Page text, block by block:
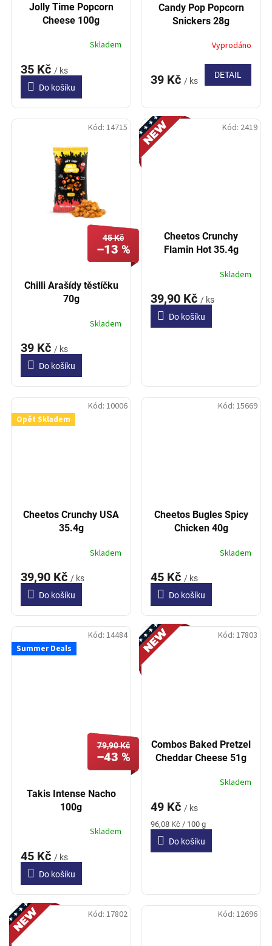
Jolly Time Popcorn
Cheese 100g
Skladem
35 Kč / ks
Do košíku
Candy Pop Popcorn
Snickers 28g
Vyprodáno
39 Kč / ks
DETAIL
45 Kč
–13 %
Chilli Arašídy těstíčku
70g
Skladem
39 Kč / ks
Do košíku
Kód: 14715 Novinka
Cheetos Crunchy
Flamin Hot 35.4g
Skladem
39,90 Kč / ks
Do košíku
Kód: 2419
Opět Skladem
Cheetos Crunchy USA
35.4g
Skladem
39,90 Kč / ks
Do košíku
Kód: 10006
Cheetos Bugles Spicy
Chicken 40g
Skladem
45 Kč / ks
Do košíku
Kód: 15669
Summer Deals
79,90 Kč
–43 %
Takis Intense Nacho
100g
Skladem
45 Kč / ks
Do košíku
Kód: 14484 Novinka
Combos Baked Pretzel
Cheddar Cheese 51g
Skladem
49 Kč / ks
Měrná
96,08 Kč / 100 g
Do košíku
Kód: 17803
Novinka Kód: 17802 Kód: 12696